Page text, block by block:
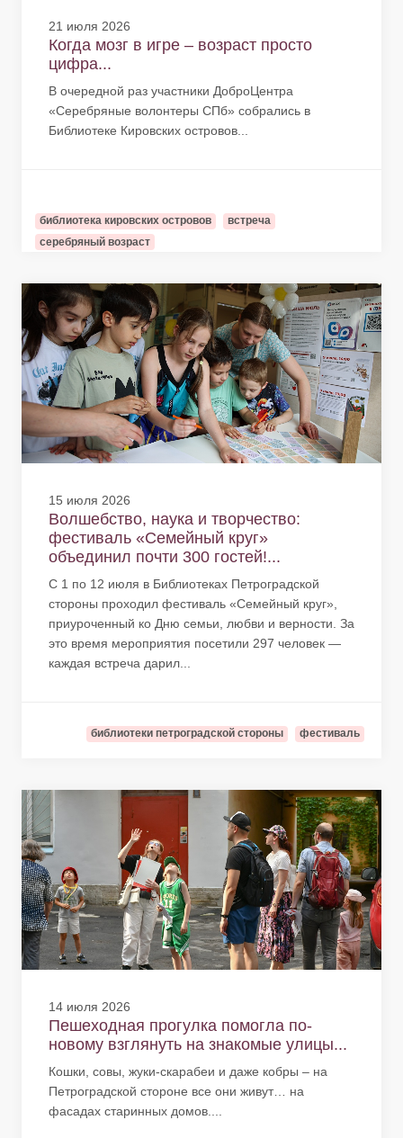
21 июля 2026
Когда мозг в игре – возраст просто
цифра...
В очередной раз участники ДоброЦентра
«Серебряные волонтеры СПб» собрались в
Библиотеке Кировских островов...
библиотека кировских островов
встреча
серебряный возраст
15 июля 2026
Волшебство, наука и творчество:
фестиваль «Семейный круг»
объединил почти 300 гостей!...
С 1 по 12 июля в Библиотеках Петроградской
стороны проходил фестиваль «Семейный круг»,
приуроченный ко Дню семьи, любви и верности. За
это время мероприятия посетили 297 человек —
каждая встреча дарил...
библиотеки петроградской стороны фестиваль
14 июля 2026
Пешеходная прогулка помогла по-
новому взглянуть на знакомые улицы...
Кошки, совы, жуки-скарабеи и даже кобры – на
Петроградской стороне все они живут… на
фасадах старинных домов....